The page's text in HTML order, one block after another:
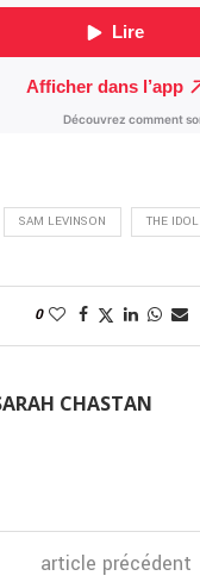
SAM LEVINSON THE IDOL
0
CHASTAN
article précédent